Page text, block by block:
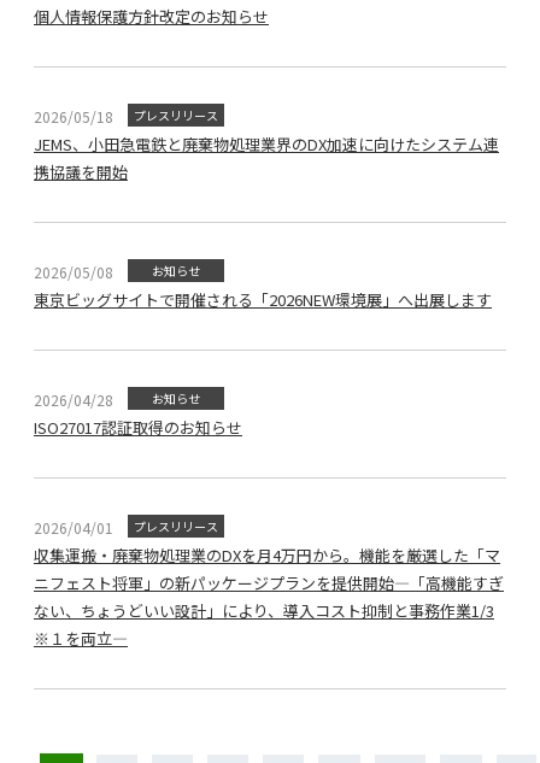
個人情報保護方針改定のお知らせ
2026/05/18 プレスリリース
JEMS、小田急電鉄と廃棄物処理業界のDX加速に向けたシステム連
携協議を開始
2026/05/08 お知らせ
東京ビッグサイトで開催される「2026NEW環境展」へ出展します
2026/04/28 お知らせ
ISO27017認証取得のお知らせ
2026/04/01 プレスリリース
収集運搬・廃棄物処理業のDXを月4万円から。機能を厳選した「マ
ニフェスト将軍」の新パッケージプランを提供開始―「高機能すぎ
ない、ちょうどいい設計」により、導入コスト抑制と事務作業1/3
※１を両立―